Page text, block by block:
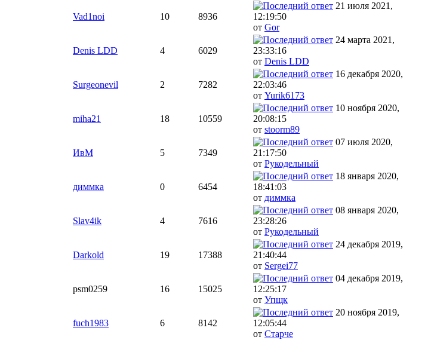
Vad1noi 10 8936
21 июля 2021,
12:19:50
от Gor
Denis LDD 4 6029
24 марта 2021,
23:33:16
от Denis LDD
Surgeonevil 2 7282
16 декабря 2020,
22:03:46
от Yurik6173
miha21 18 10559
10 ноября 2020,
20:08:15
от stoorm89
ИвМ 5 7349
07 июля 2020,
21:17:50
от Рукодельный
диммка 0 6454
18 января 2020,
18:41:03
от диммка
Slav4ik 4 7616
08 января 2020,
23:28:26
от Рукодельный
Darkold 19 17388
24 декабря 2019,
21:40:44
от Sergei77
psm0259 16 15025
04 декабря 2019,
12:25:17
от Упщк
fuch1983 6 8142
20 ноября 2019,
12:05:44
от Старче